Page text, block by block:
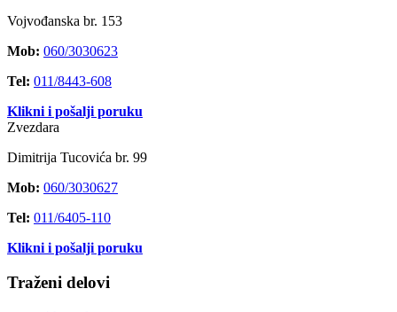
Vojvođanska br. 153
Mob: 060/3030623
Tel: 011/8443-608
Klikni i pošalji poruku
Zvezdara
Dimitrija Tucovića br. 99
Mob: 060/3030627
Tel: 011/6405-110
Klikni i pošalji poruku
Traženi delovi